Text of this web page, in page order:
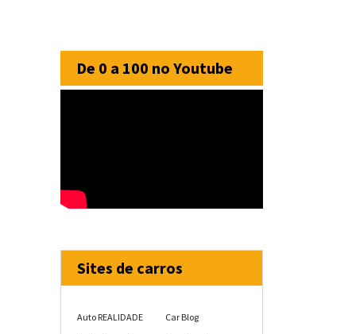
De 0 a 100 no Youtube
Sites de carros
Auto REALIDADE
Car Blog